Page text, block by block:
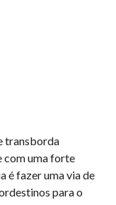
transborda
com uma forte
é fazer uma via de
para o